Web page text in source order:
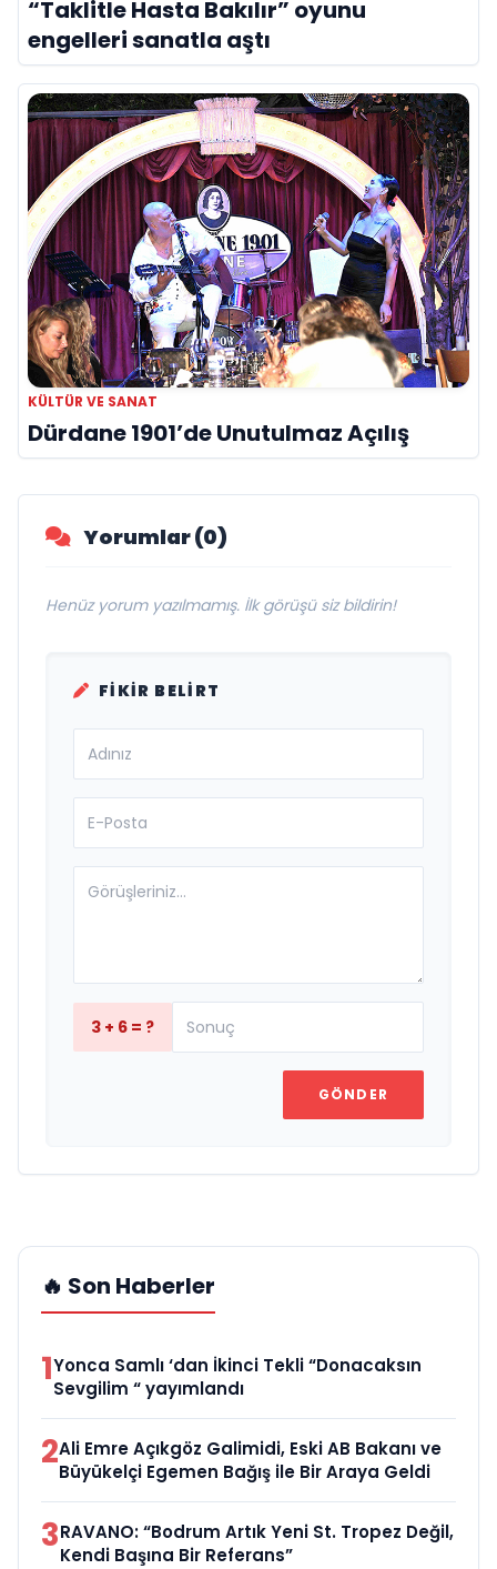
“Taklitle Hasta Bakılır” oyunu
engelleri sanatla aştı
KÜLTÜR VE SANAT
Dürdane 1901’de Unutulmaz Açılış
Yorumlar (0)
Henüz yorum yazılmamış. İlk görüşü siz bildirin!
FIKIR BELIRT
3 + 6 = ?
GÖNDER
🔥 Son Haberler
1Yonca Samlı ‘dan İkinci Tekli “Donacaksın
Sevgilim “ yayımlandı
2Ali Emre Açıkgöz Galimidi, Eski AB Bakanı ve
Büyükelçi Egemen Bağış ile Bir Araya Geldi
3RAVANO: “Bodrum Artık Yeni St. Tropez Değil,
Kendi Başına Bir Referans”